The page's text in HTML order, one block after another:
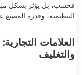
فحسب، بل يؤثر بشكل
التنظيمية، وقدرة
العلامات
والتغليف